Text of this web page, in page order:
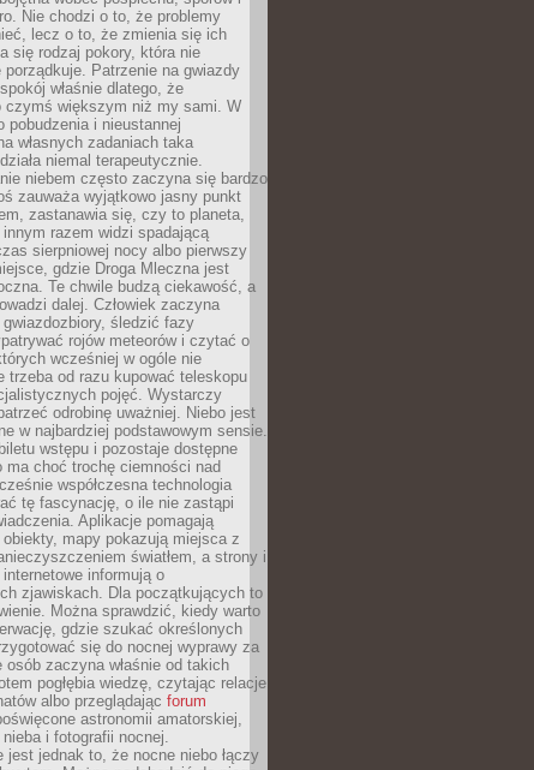
Nie chodzi o to, że problemy
lecz o to, że zmienia się ich
się rodzaj pokory, która nie
porządkuje. Patrzenie na gwiazdy
właśnie dlatego, że
czymś większym niż my sami. W
pobudzenia i nieustannej
własnych zadaniach taka
niemal terapeutycznie.
niebem często zaczyna się bardzo
zauważa wyjątkowo jasny punkt
zastanawia się, czy to planeta,
razem widzi spadającą
sierpniowej nocy albo pierwszy
gdzie Droga Mleczna jest
Te chwile budzą ciekawość, a
dalej. Człowiek zaczyna
gwiazdozbiory, śledzić fazy
rojów meteorów i czytać o
wcześniej w ogóle nie
trzeba od razu kupować teleskopu
pojęć. Wystarczy
odrobinę uważniej. Niebo jest
w najbardziej podstawowym sensie.
wstępu i pozostaje dostępne
ma choć trochę ciemności nad
współczesna technologia
tę fascynację, o ile nie zastąpi
Aplikacje pomagają
obiekty, mapy pokazują miejsca z
światłem, a strony i
internetowe informują o
zjawiskach. Dla początkujących to
Można sprawdzić, kiedy warto
gdzie szukać określonych
się do nocnej wyprawy za
osób zaczyna właśnie od takich
pogłębia wiedzę, czytając relacje
albo przeglądając forum
astronomii amatorskiej,
i fotografii nocnej.
jest jednak to, że nocne niebo łączy